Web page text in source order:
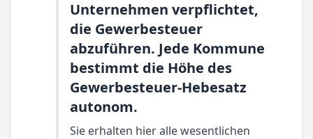
Unternehmen verpflichtet,
die Gewerbesteuer
abzuführen. Jede Kommune
bestimmt die Höhe des
Gewerbesteuer-Hebesatz
autonom.
Sie erhalten hier alle wesentlichen